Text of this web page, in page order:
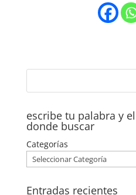
escribe tu palabra y
donde buscar
Categorías
Entradas recientes